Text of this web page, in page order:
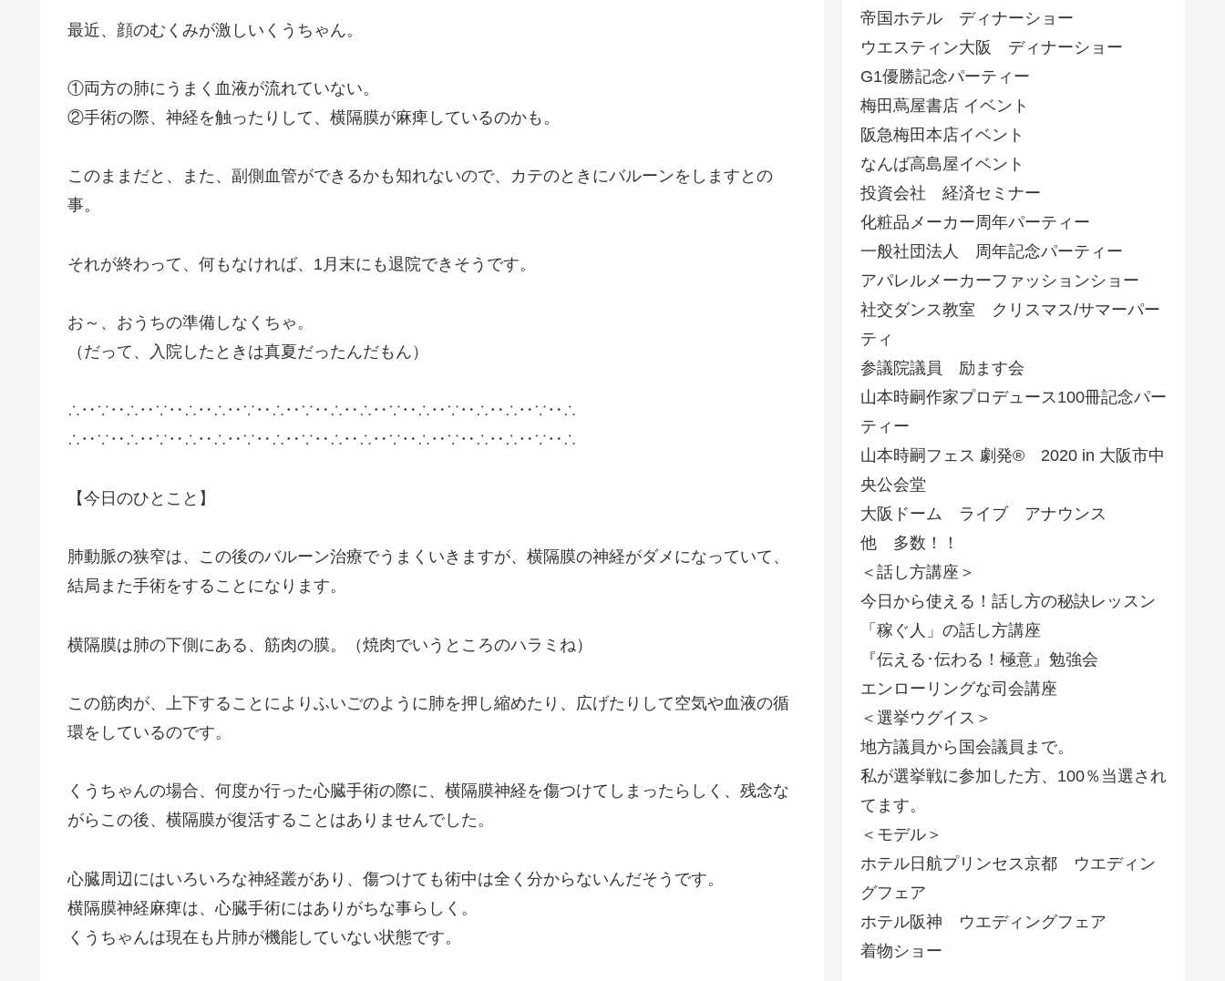
最近、顔のむくみが激しいくうちゃん。
①両方の肺にうまく血液が流れていない。
②手術の際、神経を触ったりして、横隔膜が麻痺しているのかも。
このままだと、また、副側血管ができるかも知れないので、カテのときにバルーンをしますとの
事。
それが終わって、何もなければ、1月末にも退院できそうです。
お～、おうちの準備しなくちゃ。
（だって、入院したときは真夏だったんだもん）
∴‥∵‥∴‥∵‥∴‥∴‥∵‥∴‥∵‥∴‥∴‥∵‥∴‥∵‥∴‥∴‥∵‥∴
∴‥∵‥∴‥∵‥∴‥∴‥∵‥∴‥∵‥∴‥∴‥∵‥∴‥∵‥∴‥∴‥∵‥∴
【今日のひとこと】
肺動脈の狭窄は、この後のバルーン治療でうまくいきますが、横隔膜の神経がダメになっていて、
結局また手術をすることになります。
横隔膜は肺の下側にある、筋肉の膜。（焼肉でいうところのハラミね）
この筋肉が、上下することによりふいごのように肺を押し縮めたり、広げたりして空気や血液の循
環をしているのです。
くうちゃんの場合、何度か行った心臓手術の際に、横隔膜神経を傷つけてしまったらしく、残念な
がらこの後、横隔膜が復活することはありませんでした。
心臓周辺にはいろいろな神経叢があり、傷つけても術中は全く分からないんだそうです。
横隔膜神経麻痺は、心臓手術にはありがちな事らしく。
くうちゃんは現在も片肺が機能していない状態です。
帝国ホテル ディナーショー
ウエスティン大阪 ディナーショー
G1優勝記念パーティー
梅田蔦屋書店 イベント
阪急梅田本店イベント
なんば高島屋イベント
投資会社 経済セミナー
化粧品メーカー周年パーティー
一般社団法人 周年記念パーティー
アパレルメーカーファッションショー
社交ダンス教室 クリスマス/サマーパー
ティ
参議院議員 励ます会
山本時嗣作家プロデュース100冊記念パー
ティー
山本時嗣フェス 劇発®︎ 2020 in 大阪市中
央公会堂
大阪ドーム ライブ アナウンス
他 多数！！
＜話し方講座＞
今日から使える！話し方の秘訣レッスン
「稼ぐ人」の話し方講座
『伝える･伝わる！極意』勉強会
エンローリングな司会講座
＜選挙ウグイス＞
地方議員から国会議員まで。
私が選挙戦に参加した方、100％当選され
てます。
＜モデル＞
ホテル日航プリンセス京都 ウエディン
グフェア
ホテル阪神 ウエディングフェア
着物ショー